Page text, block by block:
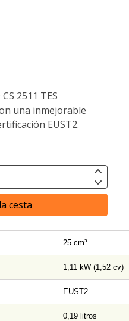
2511 TES
una inmejorable
EUST2.
cesta
25 cm³
1,11 kW (1,52 cv)
EUST2
0,19 litros